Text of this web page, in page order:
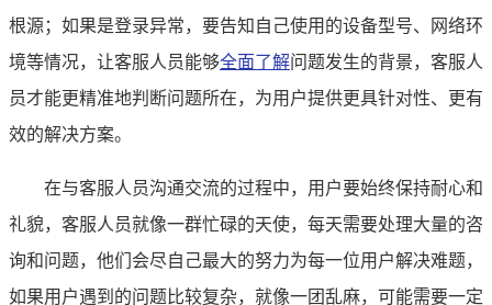
根源；如果是登录异常，要告知自己使用的设备型号、网络环
境等情况，让客服人员能够全面了解问题发生的背景，客服人
员才能更精准地判断问题所在，为用户提供更具针对性、更有
效的解决方案。
在与客服人员沟通交流的过程中，用户要始终保持耐心和
礼貌，客服人员就像一群忙碌的天使，每天需要处理大量的咨
询和问题，他们会尽自己最大的努力为每一位用户解决难题，
如果用户遇到的问题比较复杂，就像一团乱麻，可能需要一定